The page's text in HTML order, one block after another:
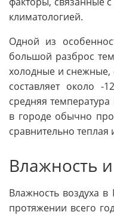
климатологией.
Одной из
большой разброс
холодные и снежные,
составляет около -
средняя
в городе обычно
сравнительно
Влажность
Влажность воздуха
протяжении всего